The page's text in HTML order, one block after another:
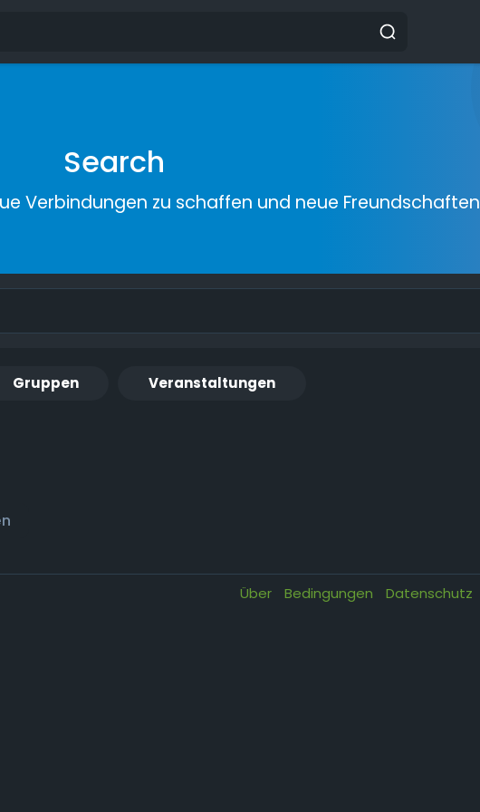
Search
Verbindungen zu schaffen und neue Freundschaften
Gruppen Veranstaltungen
Über Bedingungen Datenschutz